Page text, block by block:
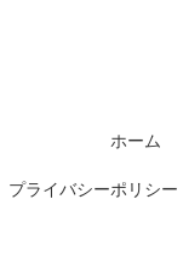
ホーム
プライバシーポリシ